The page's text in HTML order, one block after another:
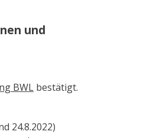
und
BWL bestätigt.
24.8.2022)